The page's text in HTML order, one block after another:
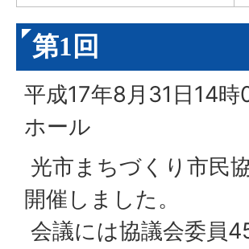
第1回
平成17年8月31日14
ホール
光市まちづくり市民
開催しました。
会議には協議会委員